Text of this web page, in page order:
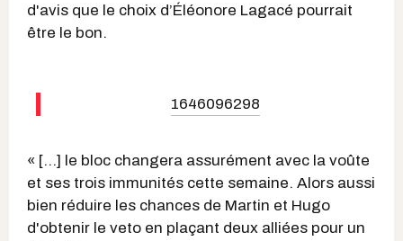
d'avis que le choix d’Éléonore Lagacé pourrait
être le bon.
1646096298
« […] le bloc changera assurément avec la voûte
et ses trois immunités cette semaine. Alors aussi
bien réduire les chances de Martin et Hugo
d'obtenir le veto en plaçant deux alliées pour un